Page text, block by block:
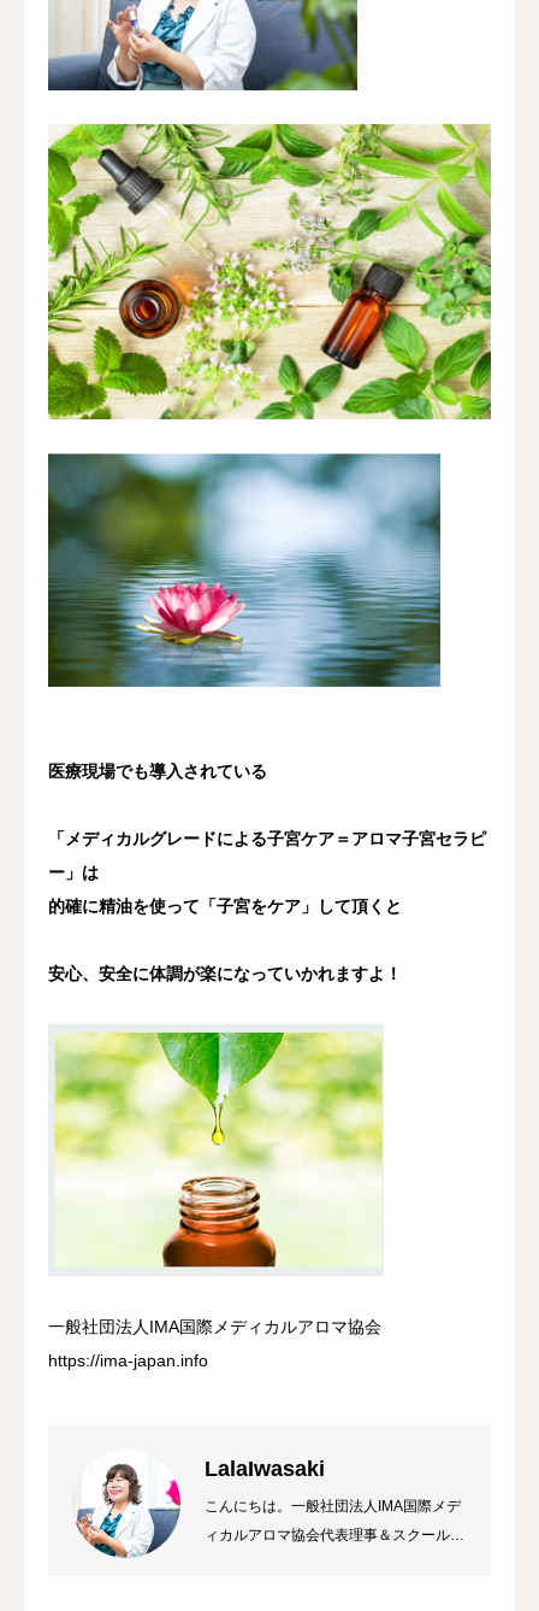
医療現場でも導入されている
「メディカルグレードによる子宮ケア＝アロマ子宮セラピ
ー」は
的確に精油を使って「子宮をケア」して頂くと
安心、安全に体調が楽になっていかれますよ！
一般社団法人IMA国際メディカルアロマ協会
https://ima-japan.info
LalaIwasaki
こんにちは。一般社団法人IMA国際メデ
ィカルアロマ協会代表理事＆スクール校